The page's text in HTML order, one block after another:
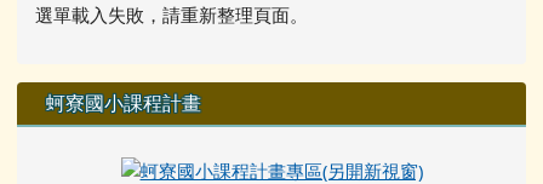
選單載入失敗，請重新整理頁面。
蚵寮國小課程計畫